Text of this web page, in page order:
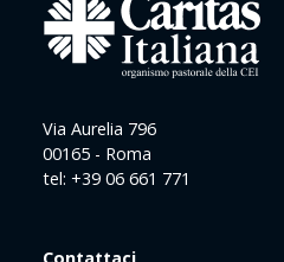
Via Aurelia 796
00165 - Roma
tel: +39 06 661 771